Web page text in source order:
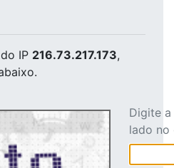
do IP 216.73.217.173,
Digite
lado no